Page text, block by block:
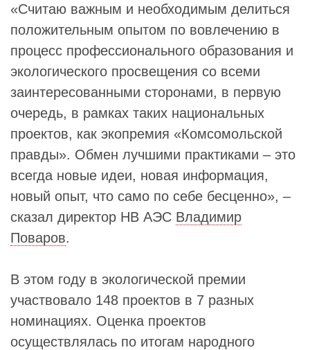
«Считаю важным и необходимым делиться
положительным опытом по вовлечению в
процесс профессионального образования и
экологического просвещения со всеми
заинтересованными сторонами, в первую
очередь, в рамках таких национальных
проектов, как экопремия «Комсомольской
правды». Обмен лучшими практиками – это
всегда новые идеи, новая информация,
новый опыт, что само по себе бесценно», –
сказал директор НВ АЭС Владимир
Поваров.
В этом году в экологической премии
участвовало 148 проектов в 7 разных
номинациях. Оценка проектов
осуществлялась по итогам народного